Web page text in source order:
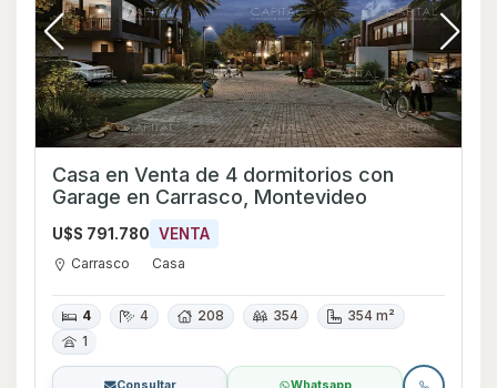
Casa en Venta de 4 dormitorios con
Garage en Carrasco, Montevideo
U$S 791.780 VENTA
Carrasco Casa
4 4 208 354
354 m²
1
Consultar Whatsapp